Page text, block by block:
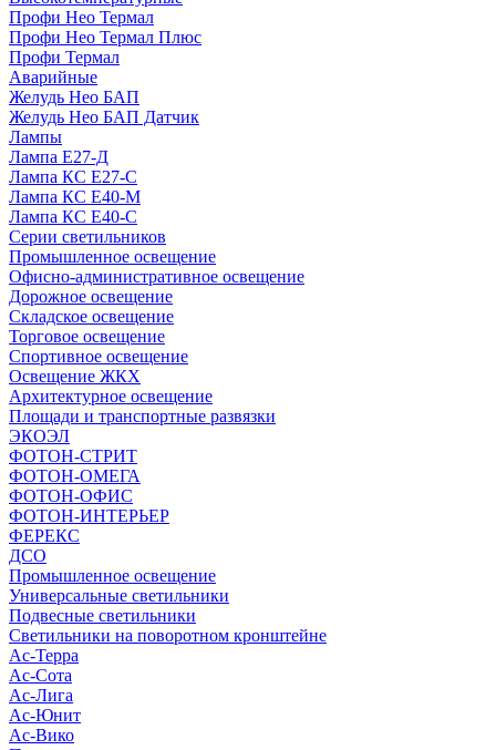
Профи Нео Термал
Профи Нео Термал Плюс
Профи Термал
Аварийные
Желудь Нео БАП
Желудь Нео БАП Датчик
Лампы
Лампа Е27-Д
Лампа КС Е27-С
Лампа КС Е40-М
Лампа КС Е40-С
Серии светильников
Промышленное освещение
Офисно-административное освещение
Дорожное освещение
Складское освещение
Торговое освещение
Спортивное освещение
Освещение ЖКХ
Архитектурное освещение
Площади и транспортные развязки
ЭКОЭЛ
ФОТОН-СТРИТ
ФОТОН-ОМЕГА
ФОТОН-ОФИС
ФОТОН-ИНТЕРЬЕР
ФЕРЕКС
ДСО
Промышленное освещение
Универсальные светильники
Подвесные светильники
Светильники на поворотном кронштейне
Ас-Терра
Ас-Сота
Ас-Лига
Ас-Юнит
Ас-Вико